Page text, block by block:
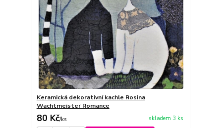
Keramická dekorativní kachle Rosina
Wachtmeister Romance
80 Kč/ks skladem 3 ks